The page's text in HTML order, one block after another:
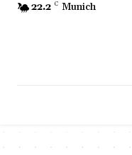
22.2 C Munich